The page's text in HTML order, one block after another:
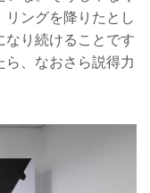
リングを降りたとし
なり続けることです
ら、なおさら説得力